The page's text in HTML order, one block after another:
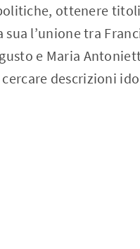
ottenere
l’unione tra
e Maria
descrizioni